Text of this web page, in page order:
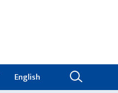
English